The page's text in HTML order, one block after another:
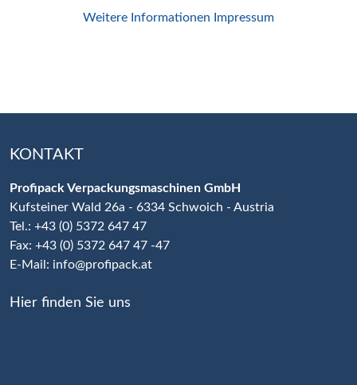
KONTAKT
Profipack Verpackungsmaschinen GmbH
Kufsteiner Wald 26a - 6334 Schwoich - Austria
Tel.: +43 (0) 5372 647 47
Fax: +43 (0) 5372 647 47 -47
E-Mail: info@profipack.at
Hier finden Sie uns
Weitere Informationen
Impressum